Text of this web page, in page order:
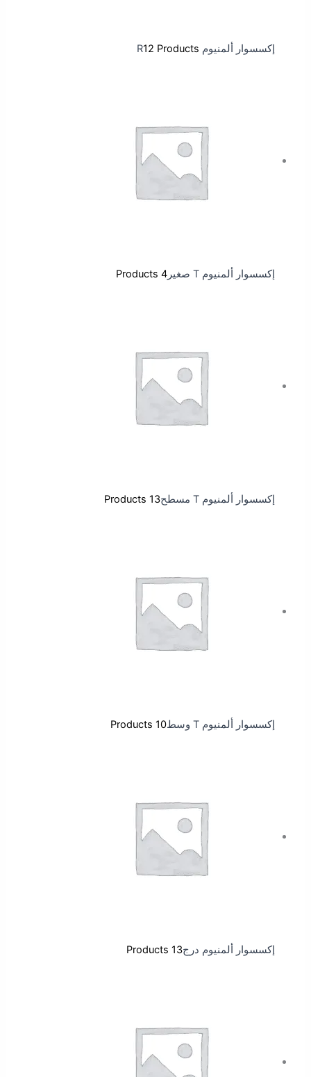
إكسسوار ألمنيوم R 12 Products
إكسسوار ألمنيوم T صغير 4 Products
إكسسوار ألمنيوم T مسطح 13 Products
إكسسوار ألمنيوم T وسط 10 Products
إكسسوار ألمنيوم درج13 Products